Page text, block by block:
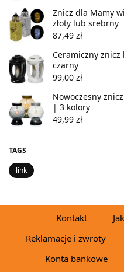
Znicz dla Mamy
złoty lub srebrny
87,49 zł
Ceramiczny znicz
czarny
99,00 zł
Nowoczesny
| 3 kolory
49,99 zł
TAGS
link
Kontakt
Reklamacje i zwroty
Konta bankowe